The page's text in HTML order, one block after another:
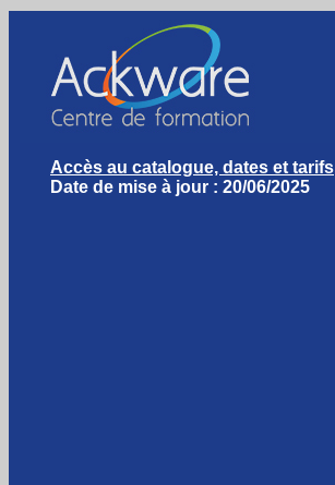
Accès au catalogue, dates et tarifs
Date de mise à jour : 20/06/2025